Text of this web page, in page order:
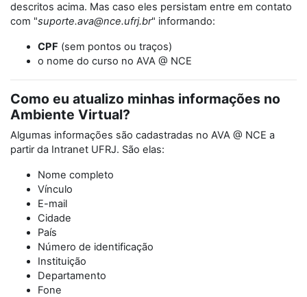
descritos acima. Mas caso eles persistam entre em contato
com "suporte.ava@nce.ufrj.br" informando:
CPF (sem pontos ou traços)
o nome do curso no AVA @ NCE
Como eu atualizo minhas informações no
Ambiente Virtual?
Algumas informações são cadastradas no AVA @ NCE a
partir da Intranet UFRJ. São elas:
Nome completo
Vínculo
E-mail
Cidade
País
Número de identificação
Instituição
Departamento
Fone